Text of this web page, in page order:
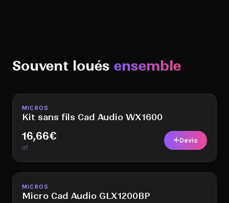
Souvent loués ensemble
Disponible
MICROS
Kit sans fils Cad Audio WX1600
16,66€
HT
Devis
Disponible
MICROS
Micro Cad Audio GLX1200BP